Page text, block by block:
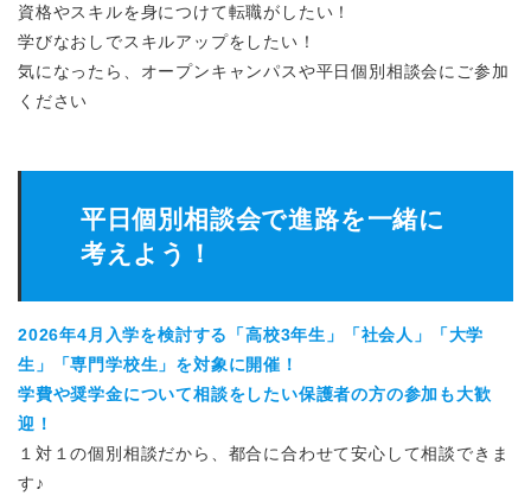
資格やスキルを身につけて転職がしたい！
学びなおしでスキルアップをしたい！
気になったら、オープンキャンパスや平日個別相談会にご参加
ください
平日個別相談会で進路を一緒に
考えよう！
2026年4月入学を検討する「高校3年生」「社会人」「大学
生」「専門学校生」を対象に開催！
学費や奨学金について相談をしたい保護者の方の参加も大歓
迎！
１対１の個別相談だから、都合に合わせて安心して相談できま
す♪